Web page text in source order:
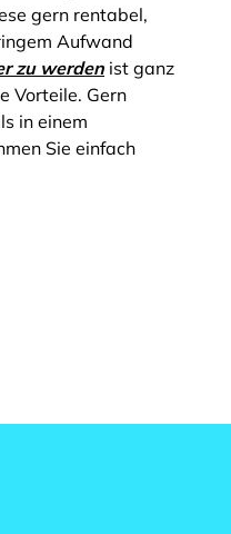
gern rentabel,
Aufwand
zu werden ist ganz
Vorteile. Gern
in einem
Sie einfach